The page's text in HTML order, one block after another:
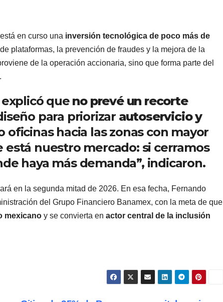
en curso una inversión tecnológica de poco más de
plataformas, la prevención de fraudes y la mejora de la
de la operación accionaria, sino que forma parte del
que no prevé un recorte
para priorizar autoservicio y
oficinas hacia las zonas con mayor
está nuestro mercado: si cerramos
haya más demanda”, indicaron.
en la segunda mitad de 2026. En esa fecha, Fernando
del Grupo Financiero Banamex, con la meta de que
mexicano y se convierta en actor central de la inclusión